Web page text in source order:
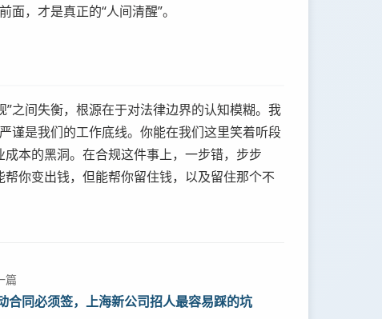
，才是真正的“人间清醒”。
之间失衡，根源在于对法律边界的认知模糊。我
谨是我们的工作底线。你能在我们这里笑着听段
本的黑洞。在合规这件事上，一步错，步步
你变出钱，但能帮你留住钱，以及留住那个不
篇
合同必须签，上海新公司招人最容易踩的坑